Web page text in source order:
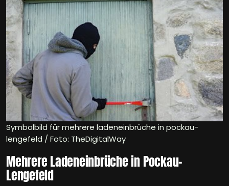
Symbolbild für mehrere ladeneinbrüche in pockau-
lengefeld / Foto: TheDigitalWay
Mehrere Ladeneinbrüche in Pockau-
Lengefeld